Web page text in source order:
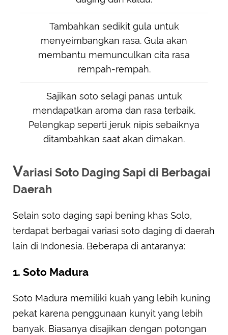
Tambahkan sedikit gula untuk
menyeimbangkan rasa. Gula akan
membantu memunculkan cita rasa
rempah-rempah.
Sajikan soto selagi panas untuk
mendapatkan aroma dan rasa terbaik.
Pelengkap seperti jeruk nipis sebaiknya
ditambahkan saat akan dimakan.
Variasi Soto Daging Sapi di Berbagai
Daerah
Selain soto daging sapi bening khas Solo,
terdapat berbagai variasi soto daging di daerah
lain di Indonesia. Beberapa di antaranya:
1. Soto Madura
Soto Madura memiliki kuah yang lebih kuning
pekat karena penggunaan kunyit yang lebih
banyak. Biasanya disajikan dengan potongan